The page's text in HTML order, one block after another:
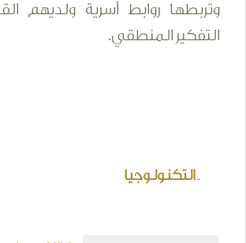
وتربطها روابط أسرية ولديهم
التفكير المنطقي.
ـالتكنولوجيا